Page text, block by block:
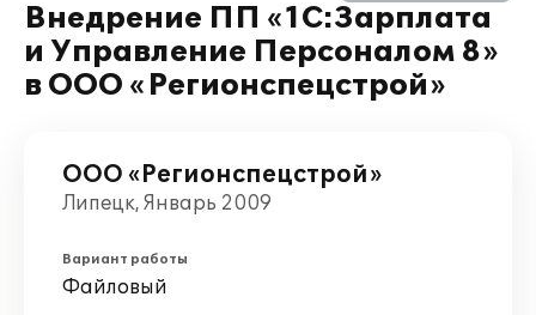
Внедрение ПП «1С:Зарплата
и Управление Персоналом 8»
в ООО «Регионспецстрой»
ООО «Регионспецстрой»
Липецк, Январь 2009
Вариант работы
Файловый